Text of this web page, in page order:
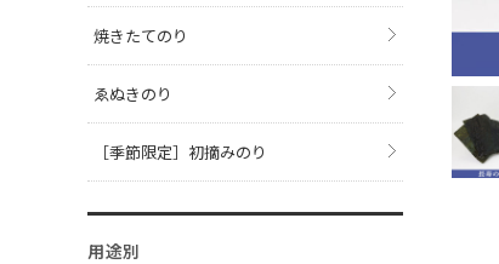
焼きたてのり
ゑぬきのり
［季節限定］初摘みのり
用途別